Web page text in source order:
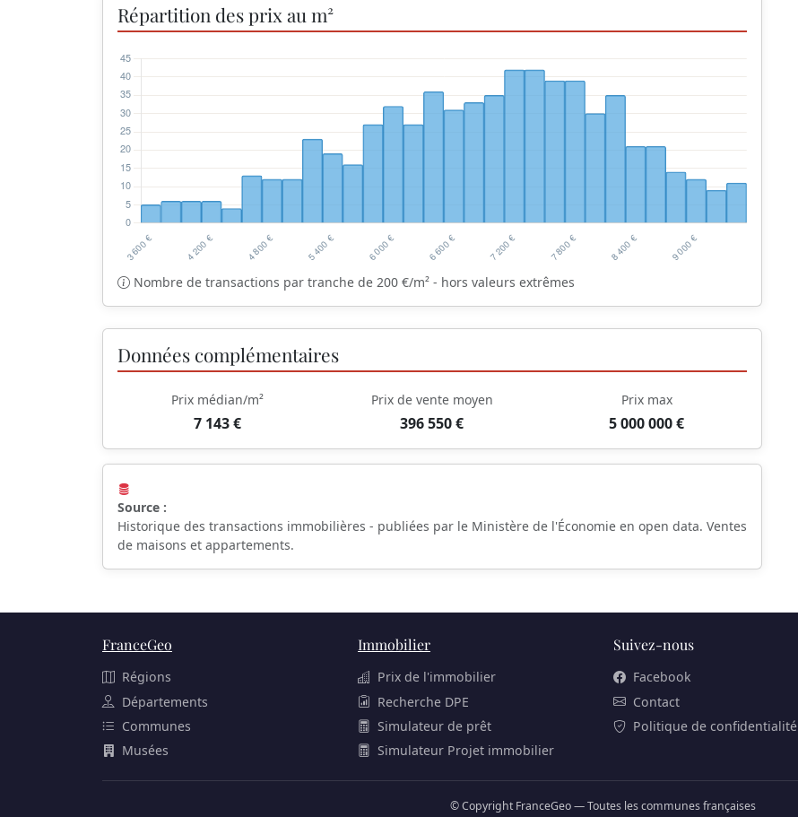
Répartition des prix au m²
Nombre de transactions par tranche de 200 €/m² - hors valeurs extrêmes
Données complémentaires
Prix médian/m²
7 143 €
Prix de vente moyen
396 550 €
Prix max
5 000 000 €
Source :
Historique des transactions immobilières - publiées par le Ministère de l'Économie en open data. Ventes
de maisons et appartements.
FranceGeo
Régions
Départements
Communes
Musées
Immobilier
Prix de l'immobilier
Recherche DPE
Simulateur de prêt
Simulateur Projet immobilier
Suivez-nous
Facebook
Contact
Politique de confidentialité
© Copyright FranceGeo — Toutes les communes françaises